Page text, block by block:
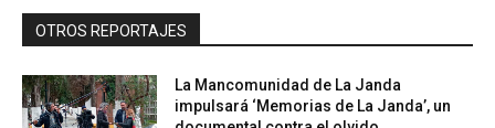
OTROS REPORTAJES
La Mancomunidad de La Janda
impulsará ‘Memorias de La Janda’, un